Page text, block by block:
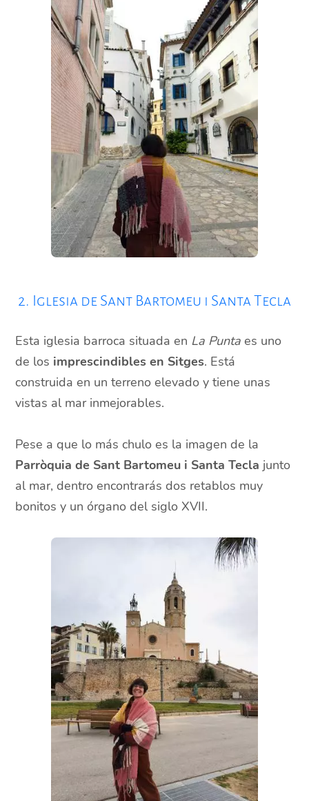
2. Iglesia de Sant Bartomeu i Santa Tecla
Esta iglesia barroca situada en La Punta es uno
de los imprescindibles en Sitges. Está
construida en un terreno elevado y tiene unas
vistas al mar inmejorables.
Pese a que lo más chulo es la imagen de la
Parròquia de Sant Bartomeu i Santa Tecla junto
al mar, dentro encontrarás dos retablos muy
bonitos y un órgano del siglo XVII.